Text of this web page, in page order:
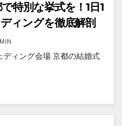
特別な挙式を！1日1
ィングを徹底解剖
ディング会場 京都の結婚式